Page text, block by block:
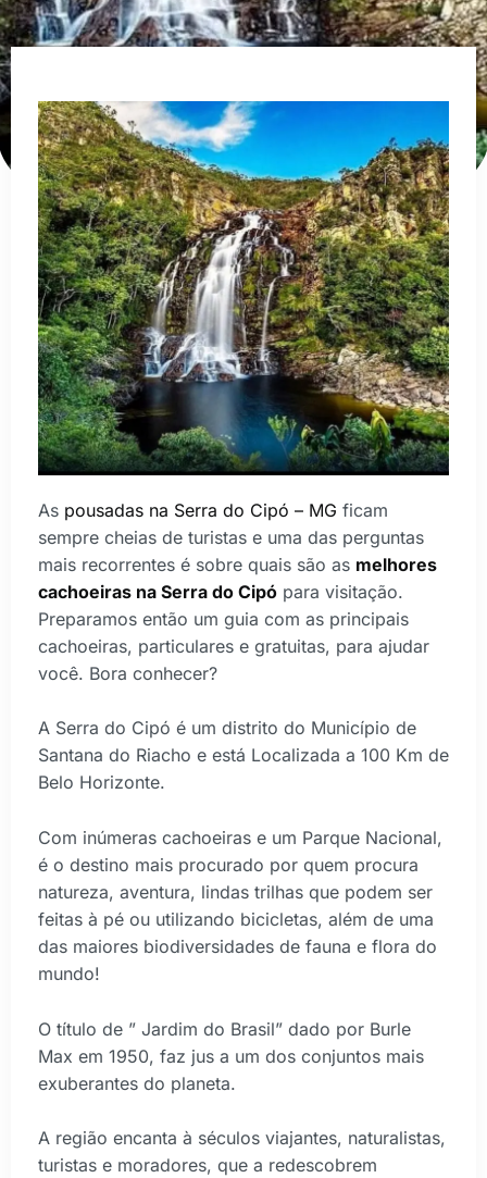
As pousadas na Serra do Cipó – MG ficam
sempre cheias de turistas e uma das perguntas
mais recorrentes é sobre quais são as melhores
cachoeiras na Serra do Cipó para visitação.
Preparamos então um guia com as principais
cachoeiras, particulares e gratuitas, para ajudar
você. Bora conhecer?
A Serra do Cipó é um distrito do Município de
Santana do Riacho e está Localizada a 100 Km de
Belo Horizonte.
Com inúmeras cachoeiras e um Parque Nacional,
é o destino mais procurado por quem procura
natureza, aventura, lindas trilhas que podem ser
feitas à pé ou utilizando bicicletas, além de uma
das maiores biodiversidades de fauna e flora do
mundo!
O título de ” Jardim do Brasil” dado por Burle
Max em 1950, faz jus a um dos conjuntos mais
exuberantes do planeta.
A região encanta à séculos viajantes, naturalistas,
turistas e moradores, que a redescobrem